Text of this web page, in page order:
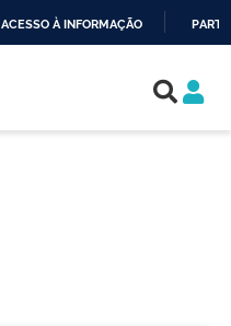
ACESSO À INFORMAÇÃO